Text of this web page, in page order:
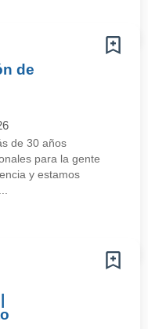
de
de 30 años
para la gente
y estamos